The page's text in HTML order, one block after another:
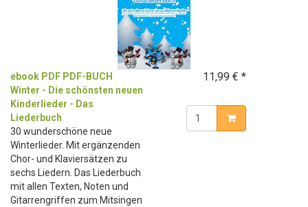
ebook PDF PDF-BUCH
Winter - Die schönsten neuen
Kinderlieder - Das
Liederbuch
30 wunderschöne neue
Winterlieder. Mit ergänzenden
Chor- und Klaviersätzen zu
sechs Liedern. Das Liederbuch
mit allen Texten, Noten und
Gitarrengriffen zum Mitsingen
11,99 € *